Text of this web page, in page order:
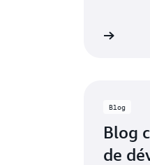
services
Blog
Blog
de